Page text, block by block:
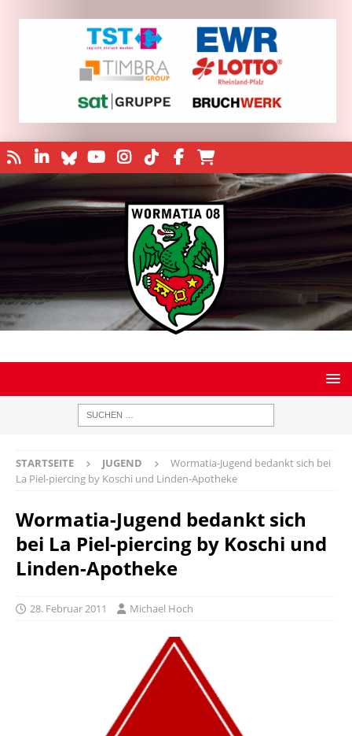
STARTSEITE JUGEND
Wormatia-Jugend bedankt sich bei
La Piel-piercing by Koschi und Linden-Apotheke
Wormatia-Jugend bedankt sich
bei La Piel-piercing by Koschi und
Linden-Apotheke
28. Februar 2011 Michael Hoch